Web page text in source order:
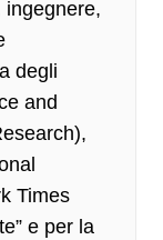
ingegnere,
degli
and
Times
e per la